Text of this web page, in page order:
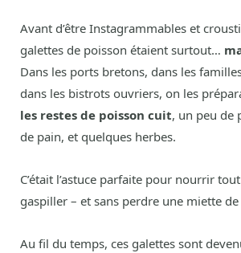
Avant d’être Instagrammables et
galettes de poisson étaient surtout…
Dans les ports bretons, dans les
dans les bistrots ouvriers, on les
les restes de poisson cuit, un peu de
de pain, et quelques herbes.
C’était l’astuce parfaite pour nourrir
gaspiller – et sans perdre une miette
Au fil du temps, ces galettes sont